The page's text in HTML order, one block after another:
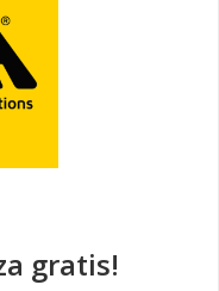
gratis!